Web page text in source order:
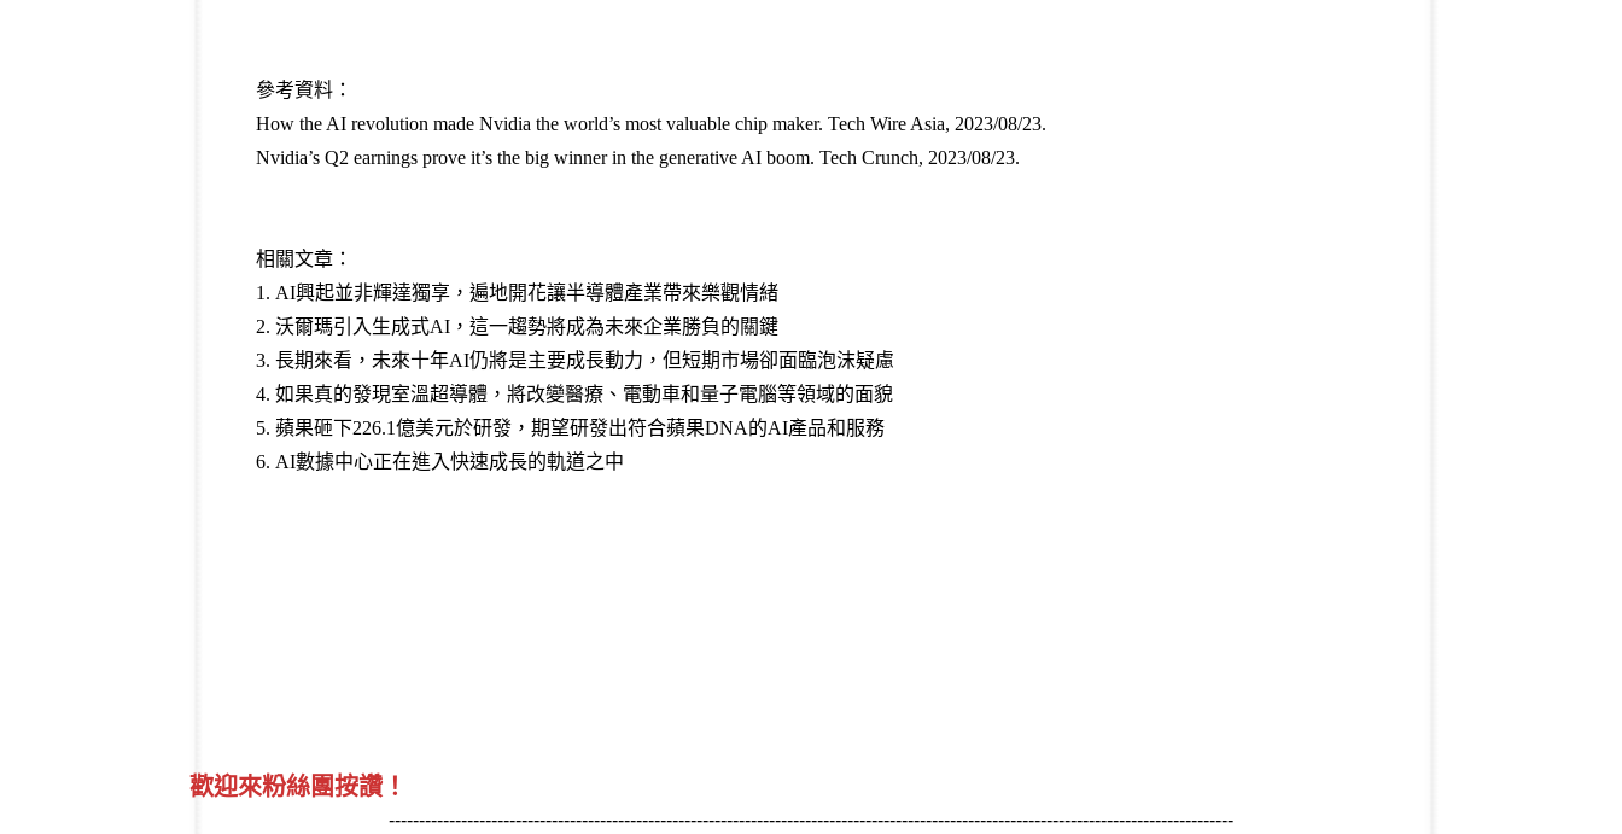
參考資料：
How the AI revolution made Nvidia the world’s most valuable chip maker. Tech Wire Asia, 2023/08/23.
Nvidia’s Q2 earnings prove it’s the big winner in the generative AI boom. Tech Crunch, 2023/08/23.
相關文章：
1. AI興起並非輝達獨享，遍地開花讓半導體產業帶來樂觀情緒
2. 沃爾瑪引入生成式AI，這一趨勢將成為未來企業勝負的關鍵
3. 長期來看，未來十年AI仍將是主要成長動力，但短期市場卻面臨泡沫疑慮
4. 如果真的發現室溫超導體，將改變醫療、電動車和量子電腦等領域的面貌
5. 蘋果砸下226.1億美元於研發，期望研發出符合蘋果DNA的AI產品和服務
6. AI數據中心正在進入快速成長的軌道之中
歡迎來粉絲團按讚！
--------------------------------------------------------------------------------------------------------------------------------------------